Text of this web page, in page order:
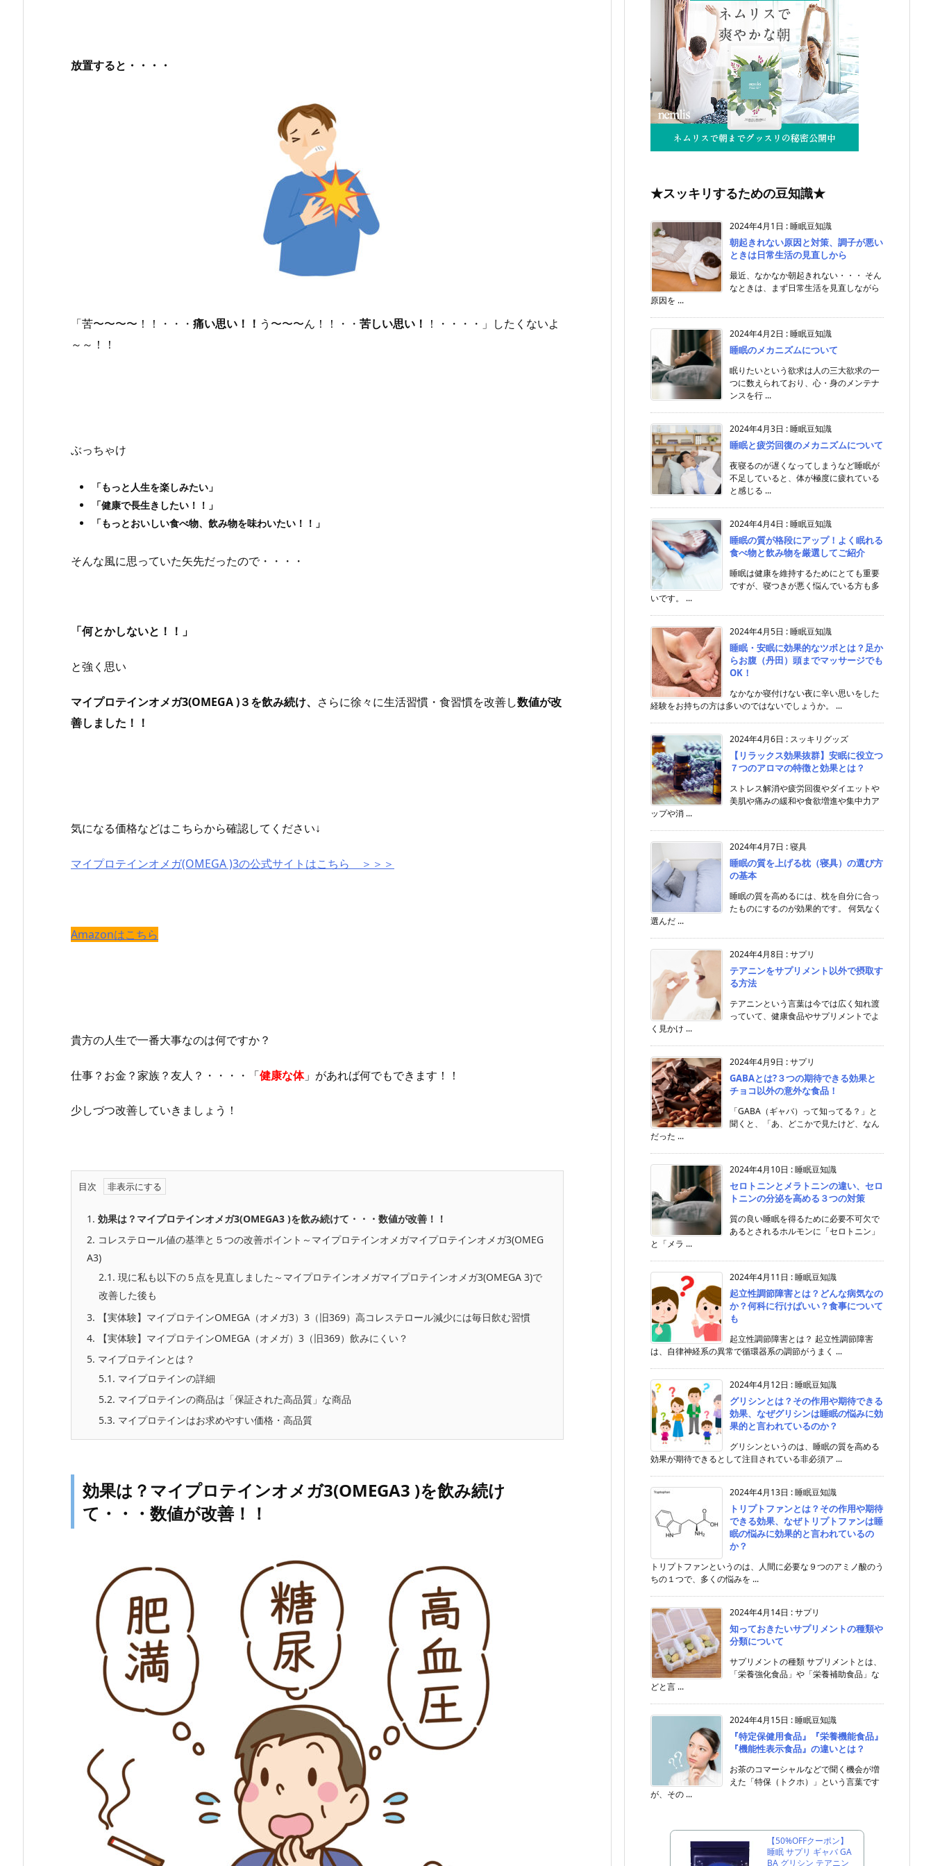
放置すると・・・・
「苦〜〜〜〜！！・・・ 痛い思い！！ う〜〜〜ん！！・・ 苦しい思い！ ！・・・・」したくないよ
～～！！
ぶっちゃけ
「もっと人生を楽しみたい」
「健康で長生きしたい！！」
「もっとおいしい食べ物、飲み物を味わいたい！！」
そんな風に思っていた矢先だったので・・・・
「何とかしないと！！」
と強く思い
マイプロテインオメガ3(OMEGA )３を飲み続け、 さらに徐々に生活習慣・食習慣を改善し数値が改
善しました！！
気になる価格などはこちらから確認してください↓
マイプロテインオメガ(OMEGA )3の公式サイトはこちら ＞＞＞
Amazonはこちら
貴方の人生で一番大事なのは何ですか？
仕事？お金？家族？友人？・・・・「健康な体」があれば何でもできます！！
少しづつ改善していきましょう！
目次
1. 効果は？マイプロテインオメガ3(OMEGA3 )を飲み続けて・・・数値が改善！！
2. コレステロール値の基準と５つの改善ポイント～マイプロテインオメガマイプロテインオメガ3(OMEG
A3)
2.1. 現に私も以下の５点を見直しました～マイプロテインオメガマイプロテインオメガ3(OMEGA 3)で
改善した後も
3. 【実体験】マイプロテインOMEGA（オメガ3）3（旧369）高コレステロール減少には毎日飲む習慣
4. 【実体験】マイプロテインOMEGA（オメガ）3（旧369）飲みにくい？
5. マイプロテインとは？
5.1. マイプロテインの詳細
5.2. マイプロテインの商品は「保証された高品質」な商品
5.3. マイプロテインはお求めやすい価格・高品質
効果は？マイプロテインオメガ3(OMEGA3 )を飲み続け
て・・・数値が改善！！
★スッキリするための豆知識★
2024年4月1日 :睡眠豆知識
朝起きれない原因と対策、調子が悪い
ときは日常生活の見直しから
最近、なかなか朝起きれない・・・ そん
なときは、まず日常生活を見直しながら
原因を ...
2024年4月2日 :睡眠豆知識
睡眠のメカニズムについて
眠りたいという欲求は人の三大欲求の一
つに数えられており、心・身のメンテナ
ンスを行 ...
2024年4月3日 :睡眠豆知識
睡眠と疲労回復のメカニズムについて
夜寝るのが遅くなってしまうなど睡眠が
不足していると、体が極度に疲れている
と感じる ...
2024年4月4日 :睡眠豆知識
睡眠の質が格段にアップ！よく眠れる
食べ物と飲み物を厳選してご紹介
睡眠は健康を維持するためにとても重要
ですが、寝つきが悪く悩んでいる方も多
いです。 ...
2024年4月5日 :睡眠豆知識
睡眠・安眠に効果的なツボとは？足か
らお腹（丹田）頭までマッサージでも
OK！
なかなか寝付けない夜に辛い思いをした
経験をお持ちの方は多いのではないでしょうか。 ...
2024年4月6日 : スッキリグッズ
【リラックス効果抜群】安眠に役立つ
７つのアロマの特徴と効果とは？
ストレス解消や疲労回復やダイエットや
美肌や痛みの緩和や食欲増進や集中力ア
ップや消 ...
2024年4月7日 :寝具
睡眠の質を上げる枕（寝具）の選び方
の基本
睡眠の質を高めるには、枕を自分に合っ
たものにするのが効果的です。 何気なく
選んだ ...
2024年4月8日 :サプリ
テアニンをサプリメント以外で摂取す
る方法
テアニンという言葉は今では広く知れ渡
っていて、健康食品やサプリメントでよ
く見かけ ...
2024年4月9日 :サプリ
GABAとは?３つの期待できる効果と
チョコ以外の意外な食品！
「GABA（ギャバ）って知ってる？」と
聞くと、「あ、どこかで見たけど、なん
だった ...
2024年4月10日 :睡眠豆知識
セロトニンとメラトニンの違い、セロ
トニンの分泌を高める３つの対策
質の良い睡眠を得るために必要不可欠で
あるとされるホルモンに「セロトニン」
と「メラ ...
2024年4月11日 :睡眠豆知識
起立性調節障害とは？どんな病気なの
か？何科に行けばいい？食事について
も
起立性調節障害とは？ 起立性調節障害
は、自律神経系の異常で循環器系の調節がうまく ...
2024年4月12日 :睡眠豆知識
グリシンとは？その作用や期待できる
効果、なぜグリシンは睡眠の悩みに効
果的と言われているのか？
グリシンというのは、睡眠の質を高める
効果が期待できるとして注目されている非必須ア ...
2024年4月13日 :睡眠豆知識
トリプトファンとは？その作用や期待
できる効果、なぜトリプトファンは睡
眠の悩みに効果的と言われているの
か？
トリプトファンというのは、人間に必要な９つのアミノ酸のう
ちの１つで、多くの悩みを ...
2024年4月14日 :サプリ
知っておきたいサプリメントの種類や
分類について
サプリメントの種類 サプリメントとは、
「栄養強化食品」や「栄養補助食品」な
どと言 ...
2024年4月15日 :睡眠豆知識
『特定保健用食品』『栄養機能食品』
『機能性表示食品』の違いとは？
お茶のコマーシャルなどで聞く機会が増
えた「特保（トクホ）」という言葉です
が、その ...
【50%OFFクーポン】
睡眠 サプリ ギャバ GA
BA グリシン テアニン